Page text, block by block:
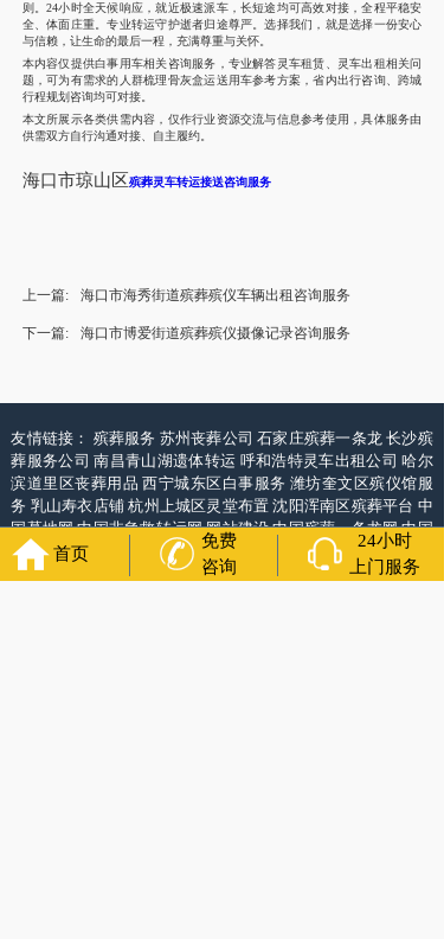
则。24小时全天候响应，就近极速派车，长短途均可高效对接，全程平稳安
全、体面庄重。专业转运守护逝者归途尊严。选择我们，就是选择一份安心
与信赖，让生命的最后一程，充满尊重与关怀。
本内容仅提供白事用车相关咨询服务，专业解答灵车租赁、灵车出租相关问
题，可为有需求的人群梳理骨灰盒运送用车参考方案，省内出行咨询、跨城
行程规划咨询均可对接。
本文所展示各类供需内容，仅作行业资源交流与信息参考使用，具体服务由
供需双方自行沟通对接、自主履约。
海口市琼山区殡葬灵车转运接送咨询服务
上一篇: 海口市海秀街道殡葬殡仪车辆出租咨询服务
下一篇: 海口市博爱街道殡葬殡仪摄像记录咨询服务
友情链接： 殡葬服务 苏州丧葬公司石家庄殡葬一条龙长沙殡
葬服务公司南昌青山湖遗体转运 呼和浩特灵车出租公司哈尔
滨道里区丧葬用品西宁城东区白事服务潍坊奎文区殡仪馆服
务 乳山寿衣店铺杭州上城区灵堂布置沈阳浑南区殡葬平台 中
国墓地网中国非急救转运网网站建设中国殡葬一条龙网中国
救护车网葬花店 葬花服务网
首页
免费
咨询
24小时
上门服务